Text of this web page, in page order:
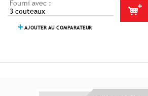
Fourni avec :
3 couteaux
AJOUTER AU COMPARATEUR